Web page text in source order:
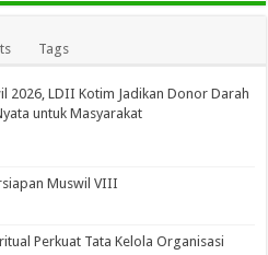
Tags
2026, LDII Kotim Jadikan Donor Darah
untuk Masyarakat
Muswil VIII
Perkuat Tata Kelola Organisasi